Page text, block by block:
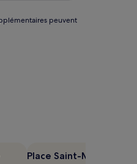
peuvent
Place Saint-Michel